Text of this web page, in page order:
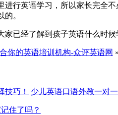
进行英语学习，所以家长完全
。
已经了解到孩子英语什么时
你的英语培训机构-众评英语网 »
技巧！
少儿英语口语外教一对